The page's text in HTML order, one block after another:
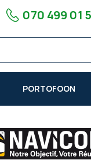
070 499 01
PORTOFOON